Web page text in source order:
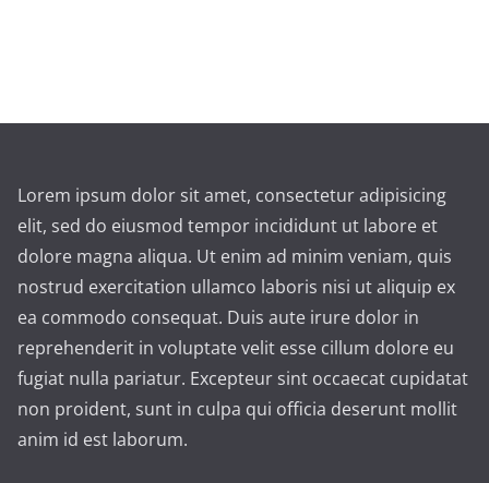
Lorem ipsum dolor sit amet, consectetur adipisicing
elit, sed do eiusmod tempor incididunt ut labore et
dolore magna aliqua. Ut enim ad minim veniam, quis
nostrud exercitation ullamco laboris nisi ut aliquip ex
ea commodo consequat. Duis aute irure dolor in
reprehenderit in voluptate velit esse cillum dolore eu
fugiat nulla pariatur. Excepteur sint occaecat cupidatat
non proident, sunt in culpa qui officia deserunt mollit
anim id est laborum.